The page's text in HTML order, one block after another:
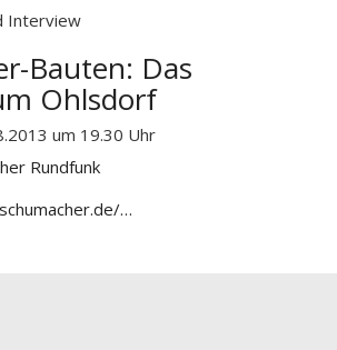
Interview
Bauten: Das
Ohlsdorf
um 19.30 Uhr
Rundfunk
…